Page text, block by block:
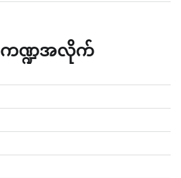
ားကဏ္ဍအလိုက်